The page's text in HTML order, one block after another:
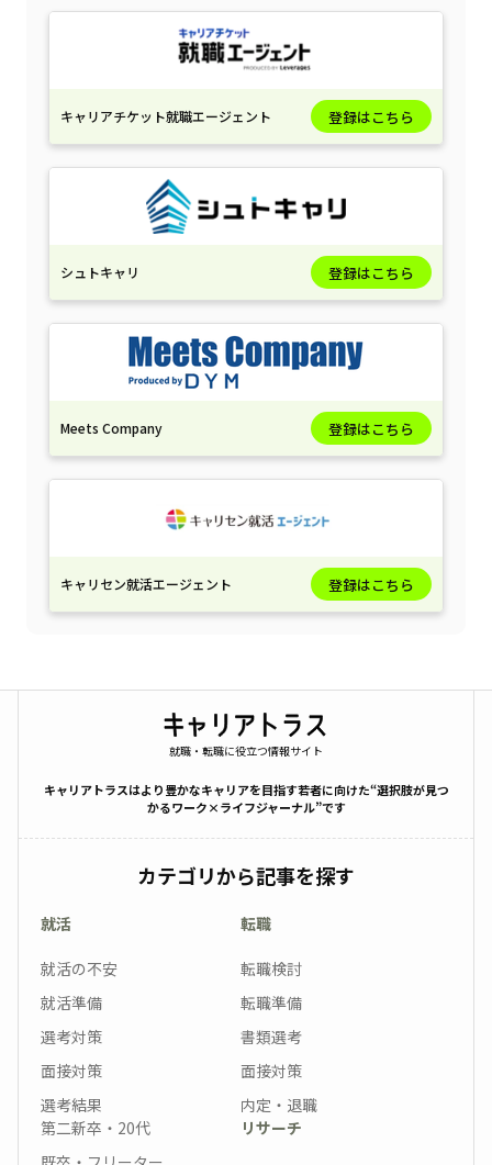
キャリアチケット就職エージェント 登録はこちら
シュトキャリ 登録はこちら
Meets Company 登録はこちら
キャリセン就活エージェント 登録はこちら
就職・転職に役立つ情報サイト
キャリアトラスはより豊かなキャリアを目指す若者に向けた“選択肢が見つ
かるワーク×ライフジャーナル”です
カテゴリから記事を探す
就活
就活の不安
就活準備
選考対策
面接対策
選考結果
転職
転職検討
転職準備
書類選考
面接対策
内定・退職
第二新卒・20代
リサーチ